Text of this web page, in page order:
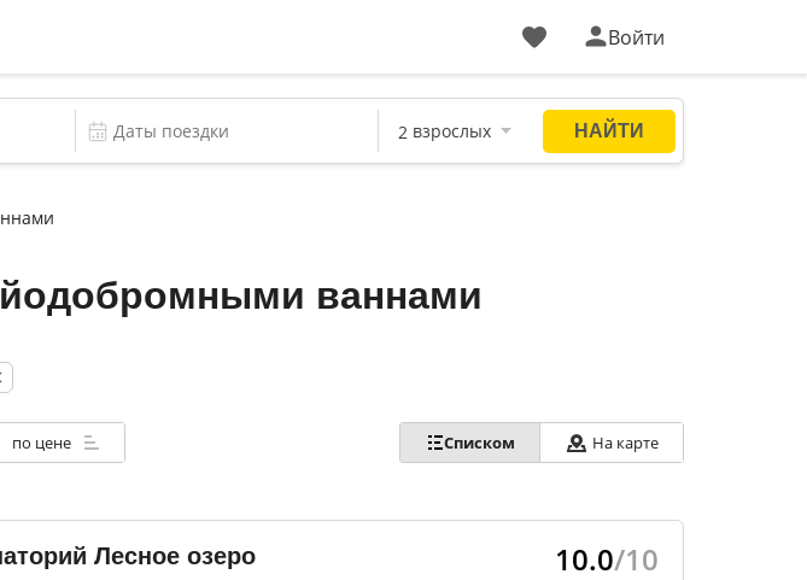
Войти
йодобромными ваннами
по цене Списком На карте
Лесное озеро 10.0/10